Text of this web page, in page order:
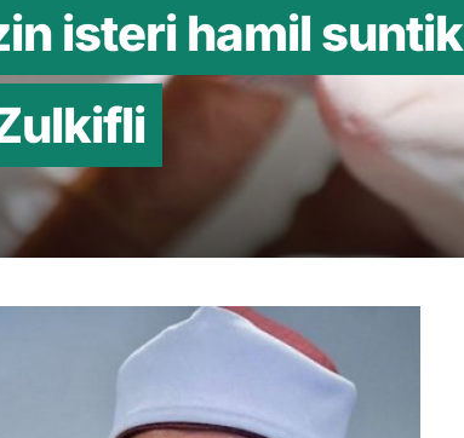
isteri hamil suntik